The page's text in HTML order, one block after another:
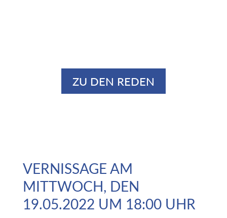
ZU DEN REDEN
VERNISSAGE AM
MITTWOCH, DEN
19.05.2022 UM 18:00 UHR